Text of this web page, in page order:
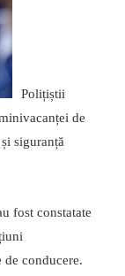
Polițiștii
de
siguranță
fost constatate
conducere.